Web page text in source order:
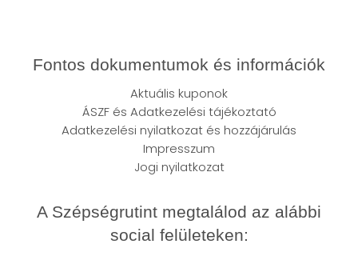
Fontos dokumentumok és információk
Aktuális kuponok
ÁSZFés Adatkezelési tájékoztató
Adatkezelési nyilatkozat és hozzájárulás
Impresszum
Jogi nyilatkozat
A Szépségrutint megtalálod az alábbi
social felületeken: